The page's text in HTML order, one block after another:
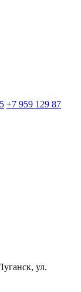
+7 959 129 87
ул.